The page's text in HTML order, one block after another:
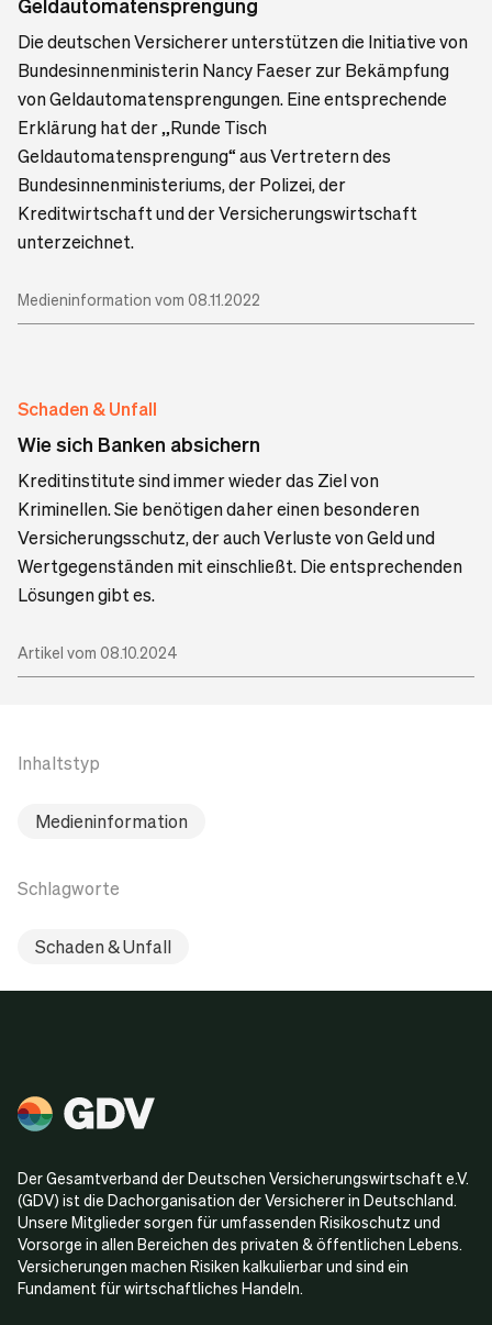
Die deutschen Versicherer unterstützen die Initiative von
Bundesinnenministerin Nancy Faeser zur Bekämpfung
von Geldautomatensprengungen. Eine entsprechende
Erklärung hat der „Runde Tisch
Geldautomatensprengung“ aus Vertretern des
Bundesinnenministeriums, der Polizei, der
Kreditwirtschaft und der Versicherungswirtschaft
unterzeichnet.
Medieninformation vom 08.11.2022
Schaden & Unfall
Wie sich Banken absichern
Kreditinstitute sind immer wieder das Ziel von
Kriminellen. Sie benötigen daher einen besonderen
Versicherungsschutz, der auch Verluste von Geld und
Wertgegenständen mit einschließt. Die entsprechenden
Lösungen gibt es.
Artikel vom 08.10.2024
Inhaltstyp
Medieninformation
Schlagworte
Schaden & Unfall
Der Gesamtverband der Deutschen Versicherungswirtschaft e.V.
(GDV) ist die Dachorganisation der Versicherer in Deutschland.
Unsere Mitglieder sorgen für umfassenden Risikoschutz und
Vorsorge in allen Bereichen des privaten & öffentlichen Lebens.
Versicherungen machen Risiken kalkulierbar und sind ein
Fundament für wirtschaftliches Handeln.